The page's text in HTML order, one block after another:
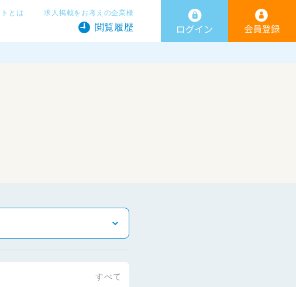
とは 求人掲載をお考えの企業様
閲覧履歴
すべて